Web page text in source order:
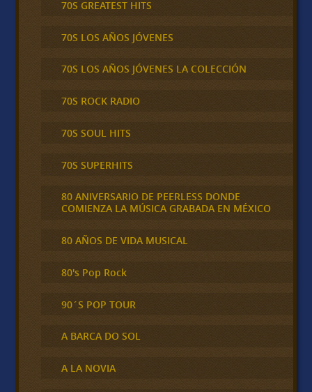
70S GREATEST HITS
70S LOS AÑOS JÓVENES
70S LOS AÑOS JÓVENES LA COLECCIÓN
70S ROCK RADIO
70S SOUL HITS
70S SUPERHITS
80 ANIVERSARIO DE PEERLESS DONDE
COMIENZA LA MÚSICA GRABADA EN MÉXICO
80 AÑOS DE VIDA MUSICAL
80's Pop Rock
90´S POP TOUR
A BARCA DO SOL
A LA NOVIA